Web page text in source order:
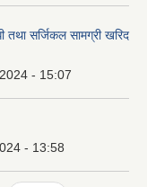
सर्जिकल सामग्री खरिद
- 15:07
- 13:58